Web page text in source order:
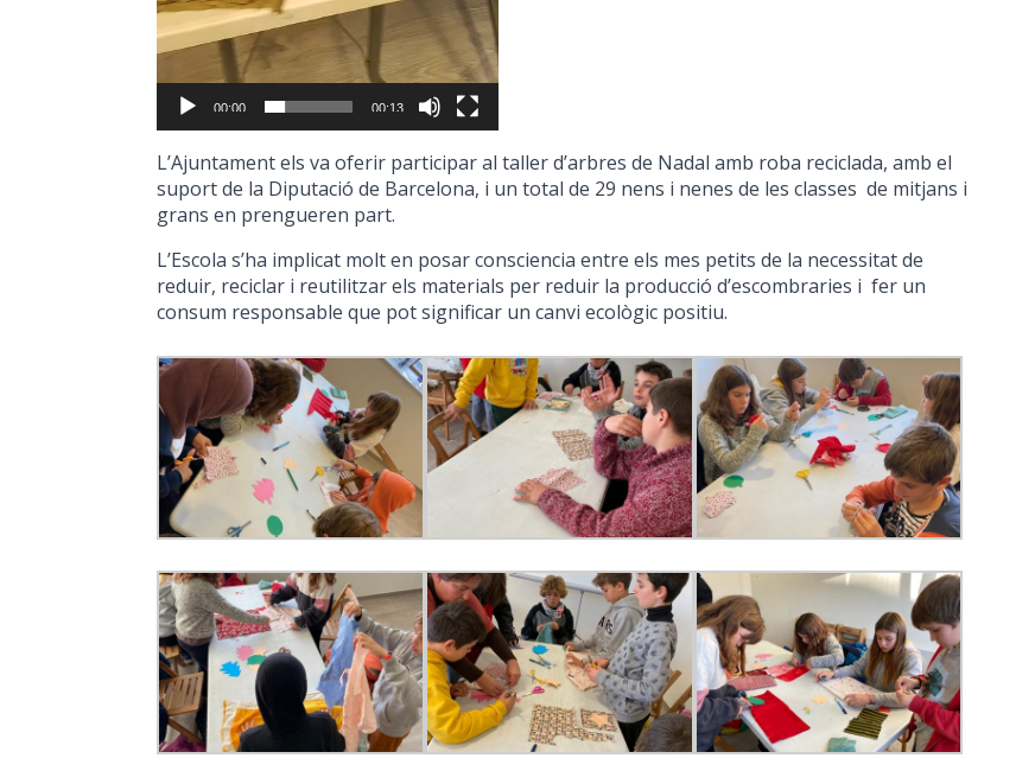
00:00 00:13
L’Ajuntament els va oferir participar al taller d’arbres de Nadal amb roba reciclada, amb el
suport de la Diputació de Barcelona, i un total de 29 nens i nenes de les classes de mitjans i
grans en prengueren part.
L’Escola s’ha implicat molt en posar consciencia entre els mes petits de la necessitat de
reduir, reciclar i reutilitzar els materials per reduir la producció d’escombraries i fer un
consum responsable que pot significar un canvi ecològic positiu.